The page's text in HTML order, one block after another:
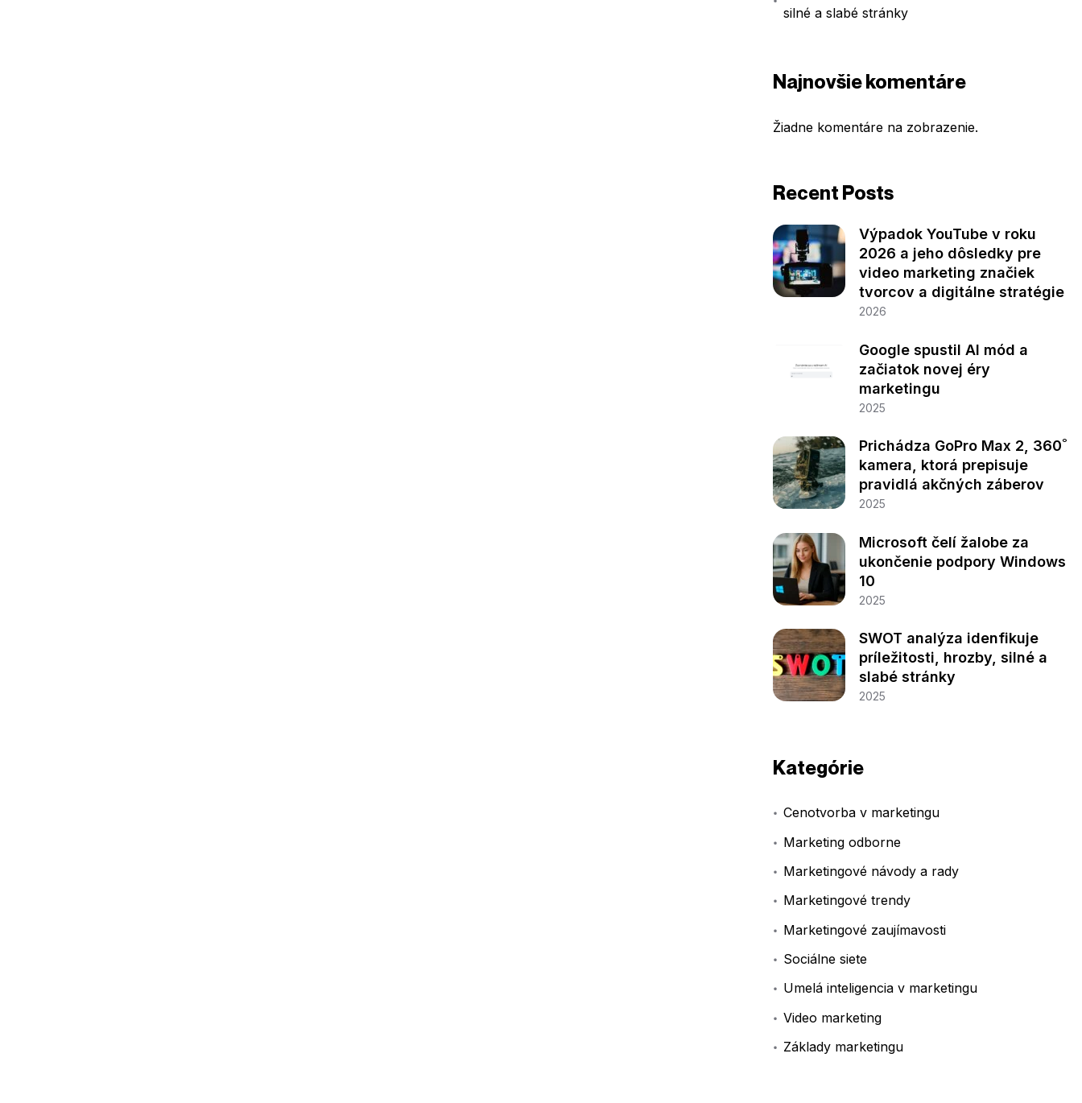
silné a slabé stránky
Najnovšie komentáre
Žiadne komentáre na zobrazenie.
Recent Posts
Výpadok YouTube v roku
2026 a jeho dôsledky pre
video marketing značiek
tvorcov a digitálne stratégie
2026
Google spustil AI mód a
začiatok novej éry
marketingu
2025
Prichádza GoPro Max 2, 360˚
kamera, ktorá prepisuje
pravidlá akčných záberov
2025
Microsoft čelí žalobe za
ukončenie podpory Windows
10
2025
SWOT analýza idenfikuje
príležitosti, hrozby, silné a
slabé stránky
2025
Kategórie
Cenotvorba v marketingu
Marketing odborne
Marketingové návody a rady
Marketingové trendy
Marketingové zaujímavosti
Sociálne siete
Umelá inteligencia v marketingu
Video marketing
Základy marketingu